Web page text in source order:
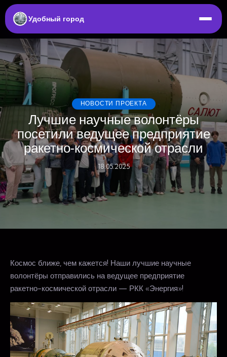
Удобный город
НОВОСТИ ПРОЕКТА
Лучшие научные волонтёры
посетили ведущее предприятие
ракетно-космической отрасли
18.05.2025
Космос ближе, чем кажется! Наши лучшие научные
волонтёры отправились на ведущее предприятие
ракетно-космической отрасли — РКК «Энергия»!